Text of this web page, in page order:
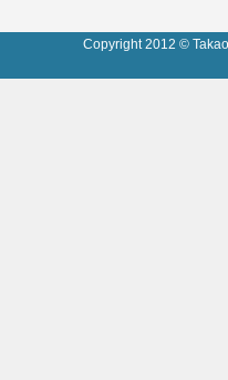
Copyright 2012 ©